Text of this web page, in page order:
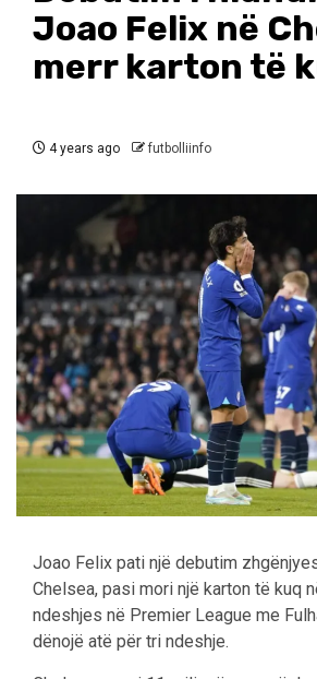
Joao Felix në
merr karton të
4 years ago futbolliinfo
Joao Felix pati një debutim
Chelsea, pasi mori një karton të kuq
ndeshjes në Premier League me
dënojë atë për tri ndeshje.